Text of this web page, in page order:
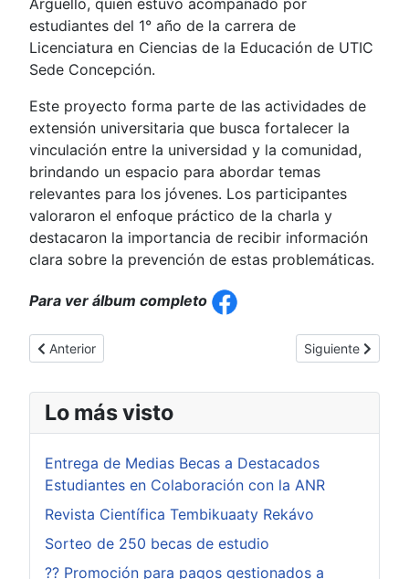
Arguello, quien estuvo acompañado por
estudiantes del 1° año de la carrera de
Licenciatura en Ciencias de la Educación de UTIC
Sede Concepción.
Este proyecto forma parte de las actividades de
extensión universitaria que busca fortalecer la
vinculación entre la universidad y la comunidad,
brindando un espacio para abordar temas
relevantes para los jóvenes. Los participantes
valoraron el enfoque práctico de la charla y
destacaron la importancia de recibir información
clara sobre la prevención de estas problemáticas.
Para ver álbum completo
Artículo anterior: Proyecto de Extensión en la Escuela Básica
Anterior Artículo
Siguiente
Lo más visto
Entrega de Medias Becas a Destacados
Estudiantes en Colaboración con la ANR
Revista Científica Tembikuaaty Rekávo
Sorteo de 250 becas de estudio
?? Promoción para pagos gestionados a